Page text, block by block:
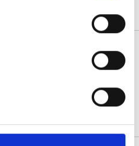
fiberarmeret 19mmx50m